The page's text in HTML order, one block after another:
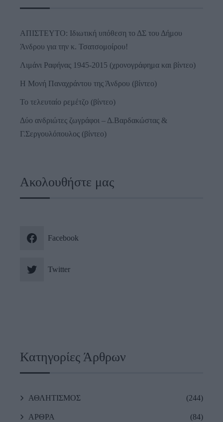
ΑΠΙΣΤΕΥΤΟ: Ιδιωτική υπόθεση το ΔΣ του Δήμου
Άνδρου για την κ. Τσατσομοίρου!
Λιμάνι Ραφήνας 1945-2015 (χρονογράφημα και βίντεο)
Η Μονή Παναχράντου της Άνδρου (βίντεο)
Το τελευταίο ρεμέτζο (βίντεο)
Δύο ανδριώτες ζωγράφοι – Δ.Βαρδακώστας &
Γ.Σεργουλόπουλος (βίντεο)
Ακολουθήστε μας
Facebook
Twitter
Κατηγορίες Άρθρων
ΑΘΛΗΤΙΣΜΟΣ (244)
ΑΡΘΡΑ (84)